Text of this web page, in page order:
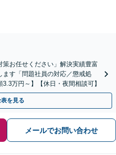
策お任せください」解決実績豊富
す「問題社員の対応／懲戒処
万円～】【休日・夜間相談可】
を見る
メールでお問い合わせ